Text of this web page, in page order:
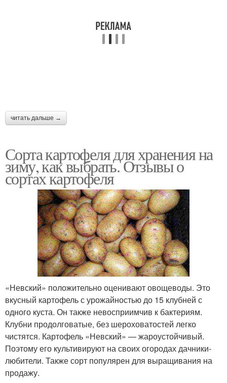
читать дальше →
Сорта картофеля для хранения на
зиму, как выбрать. Отзывы о
сортах картофеля
«Невский» положительно оценивают овощеводы. Это
вкусный картофель с урожайностью до 15 клубней с
одного куста. Он также невосприимчив к бактериям.
Клубни продолговатые, без шероховатостей легко
чистятся. Картофель «Невский» — жароустойчивый.
Поэтому его культивируют на своих огородах дачники-
любители. Также сорт популярен для выращивания на
продажу.